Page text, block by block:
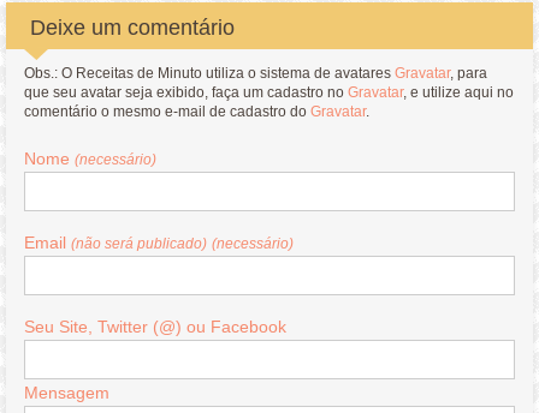
Deixe um comentário
Obs.: O Receitas de Minuto utiliza o sistema de avataresGravatar, para
que seu avatar seja exibido, faça um cadastro noGravatar, e utilize aqui no
comentário o mesmo e-mail de cadastro doGravatar.
Nome(necessário)
Email(não será publicado) (necessário)
Seu Site, Twitter (@) ou Facebook
Mensagem